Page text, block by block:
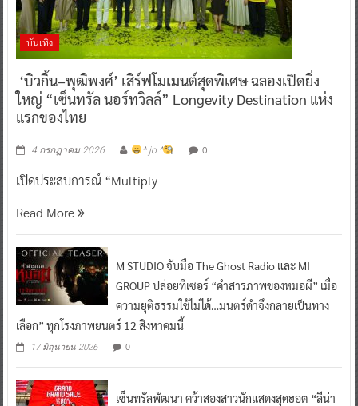
บันเทิง
‘บิวกิ้น–พุฒิพงศ์’ เสิร์ฟโมเมนต์สุดพิเศษ ฉลองเปิดยิ่ง
ใหญ่ “เซ็นทรัล นอร์ทวิลล์” Longevity Destination แห่ง
แรกของไทย
4 กรกฎาคม 2026 ^ jo ^ 0
เปิดประสบการณ์ “Multiply
Read More
M STUDIO จับมือ The Ghost Radio และ MI
GROUP ปล่อยทีเซอร์ “คำสารภาพของหมอผี” เมื่อ
ความยุติธรรมใช้ไม่ได้…มนตร์ดำจึงกลายเป็นทาง
เลือก” ทุกโรงภาพยนตร์ 12 สิงหาคมนี้
17 มิถุนายน 2026 0
เซ็นทรัลพัฒนา คว้าสองสาวนักแสดงสุดฮอต “ลีน่า-